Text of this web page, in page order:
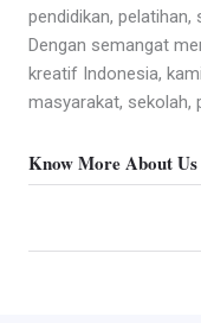
pendidikan, pelatihan,
Dengan semangat
kreatif Indonesia,
masyarakat, sekolah,
Know More About Us